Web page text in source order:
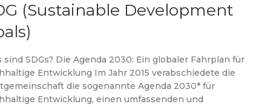
(Sustainable Development
sind SDGs? Die Agenda 2030: Ein globaler Fahrplan für
Entwicklung Im Jahr 2015 verabschiedete die
die sogenannte Agenda 2030* für
Entwicklung, einen umfassenden und